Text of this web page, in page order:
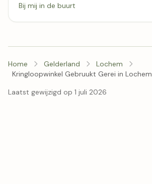
Bij mij in de buurt
Home Gelderland
Lochem
Kringloopwinkel Gebruukt Gerei in Lochem
Laatst gewijzigd op 1 juli 2026